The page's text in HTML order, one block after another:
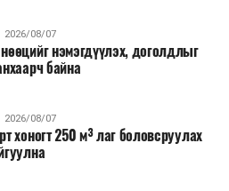
хэвшлийн түншлэлийн
тусгажээ.
нь бохир ус цэвэрлэх
байгаль орчинд аюулгүй
эрс бууруулах
температурт шатааснаар
буурч, бактери, вирус
бичил биетнийг устгах
2026/08/07
нэмэгдүүлэх, доголдлыг
байна
2026/08/07
хоногт 250 м³ лаг боловсруулах